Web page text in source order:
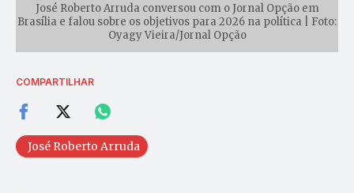
José Roberto Arruda conversou com o Jornal Opção em
Brasília e falou sobre os objetivos para 2026 na política | Foto:
Oyagy Vieira/Jornal Opção
COMPARTILHAR
José Roberto Arruda